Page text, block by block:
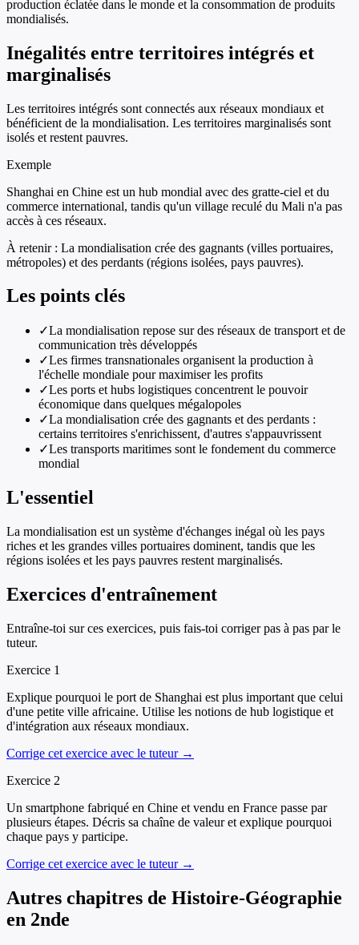
production éclatée dans le monde et la consommation de produits
mondialisés.
Inégalités entre territoires intégrés et
marginalisés
Les territoires intégrés sont connectés aux réseaux mondiaux et
bénéficient de la mondialisation. Les territoires marginalisés sont
isolés et restent pauvres.
Exemple
Shanghai en Chine est un hub mondial avec des gratte-ciel et du
commerce international, tandis qu'un village reculé du Mali n'a pas
accès à ces réseaux.
À retenir : La mondialisation crée des gagnants (villes portuaires,
métropoles) et des perdants (régions isolées, pays pauvres).
Les points clés
✓La mondialisation repose sur des réseaux de transport et de
communication très développés
✓Les firmes transnationales organisent la production à
l'échelle mondiale pour maximiser les profits
✓Les ports et hubs logistiques concentrent le pouvoir
économique dans quelques mégalopoles
✓La mondialisation crée des gagnants et des perdants :
certains territoires s'enrichissent, d'autres s'appauvrissent
✓Les transports maritimes sont le fondement du commerce
mondial
L'essentiel
La mondialisation est un système d'échanges inégal où les pays
riches et les grandes villes portuaires dominent, tandis que les
régions isolées et les pays pauvres restent marginalisés.
Exercices d'entraînement
Entraîne-toi sur ces exercices, puis fais-toi corriger pas à pas par le
tuteur.
Exercice 1
Explique pourquoi le port de Shanghai est plus important que celui
d'une petite ville africaine. Utilise les notions de hub logistique et
d'intégration aux réseaux mondiaux.
Corrige cet exercice avec le tuteur →
Exercice 2
Un smartphone fabriqué en Chine et vendu en France passe par
plusieurs étapes. Décris sa chaîne de valeur et explique pourquoi
chaque pays y participe.
Corrige cet exercice avec le tuteur →
Autres chapitres de Histoire-Géographie
en 2nde